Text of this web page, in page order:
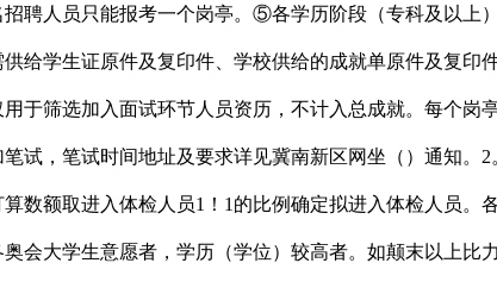
聘人员只能报考一个岗亭。⑤各学历阶段（专科及以上
给学生证原件及复印件、学校供给的成就单原件及复
于筛选加入面试环节人员资历，不计入总成就。每个
试，笔试时间地址及要求详见冀南新区网坐（）通知
数额取进入体检人员1！1的比例确定拟进入体检人员
会大学生意愿者，学历（学位）较高者。如颠末以上